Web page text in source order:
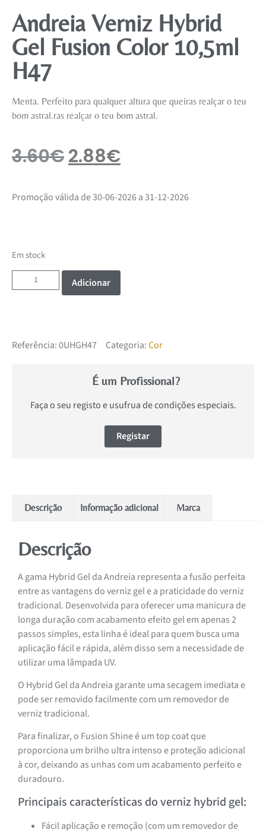
Andreia Verniz Hybrid
Gel Fusion Color 10,5ml
H47
Menta. Perfeito para qualquer altura que queiras realçar o teu
bom astral.ras realçar o teu bom astral.
3.60€2.88€
Promoção válida de 30-06-2026 a 31-12-2026
Em stock
Adicionar
Referência:0UHGH47 Categoria:Cor
É um Profissional?
Faça o seu registo e usufrua de condições especiais.
Registar
Descrição Informação adicional Marca
Descrição
A gama Hybrid Gel da Andreia representa a fusão perfeita
entre as vantagens do verniz gel e a praticidade do verniz
tradicional. Desenvolvida para oferecer uma manicura de
longa duração com acabamento efeito gel em apenas 2
passos simples, esta linha é ideal para quem busca uma
aplicação fácil e rápida, além disso sem a necessidade de
utilizar uma lâmpada UV.
O Hybrid Gel da Andreia garante uma secagem imediata e
pode ser removido facilmente com um removedor de
verniz tradicional.
Para finalizar, o Fusion Shine é um top coat que
proporciona um brilho ultra intenso e proteção adicional
à cor, deixando as unhas com um acabamento perfeito e
duradouro.
Principais características do verniz hybrid gel:
Fácil aplicação e remoção (com um removedor de